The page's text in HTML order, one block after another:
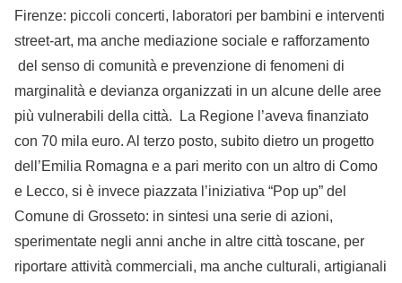
Firenze: piccoli concerti, laboratori per bambini e interventi
street-art, ma anche mediazione sociale e rafforzamento
del senso di comunità e prevenzione di fenomeni di
marginalità e devianza organizzati in un alcune delle aree
più vulnerabili della città. La Regione l’aveva finanziato
con 70 mila euro. Al terzo posto, subito dietro un progetto
dell’Emilia Romagna e a pari merito con un altro di Como
e Lecco, si è invece piazzata l’iniziativa “Pop up” del
Comune di Grosseto: in sintesi una serie di azioni,
sperimentate negli anni anche in altre città toscane, per
riportare attività commerciali, ma anche culturali, artigianali